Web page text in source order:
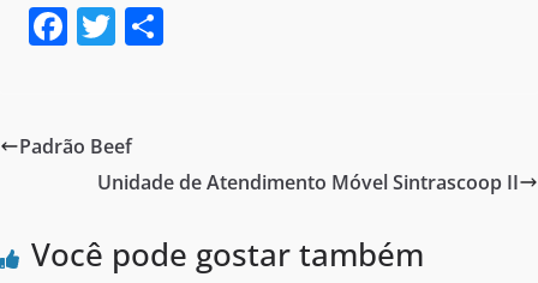
F
e
o
T
er
Padrão Beef
Unidade de Atendimento Móvel Sintrascoop II
Você pode gostar também